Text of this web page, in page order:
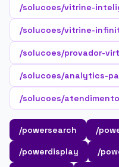
/solucoes/vitrine-
/solucoes/vitrine-
/solucoes/provador-
/solucoes/analytics-
/solucoes/
/powersearch /
/powerdisplay
/